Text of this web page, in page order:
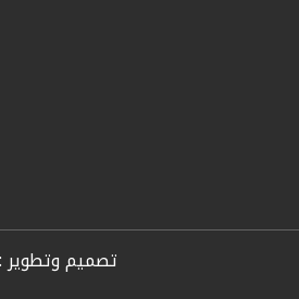
تصميم وتطوير :